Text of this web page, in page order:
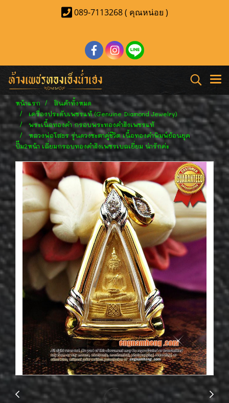
089-7113268 ( คุณหน่อย )
หน้าแรก
สินค้าทั้งหมด
เครื่องประดับเพชรแท้ (Genuine Diamond Jewelry)
พระเนื้อทองคำ กรอบพระทองคำฝังเพชรแท้
หลวงพ่อโสธร รุ่นดวงชะตาคู่ชีวิต เนื้อทองคำพิมพ์ย้อนยุค
ปั๊ม2หน้า เลี่ยมกรอบทองคำฝังเพชรเบลเยี่ยม น่ารักค่ะ